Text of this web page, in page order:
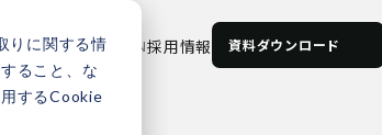
りに関する情
ること、な
するCookie
JP EN採用情報 資料ダウンロード
概要